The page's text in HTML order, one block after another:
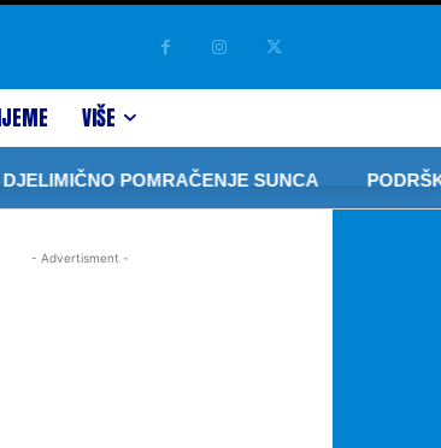
VIŠE
POMRAČENJE SUNCA
PODRŠKA
- Advertisment -